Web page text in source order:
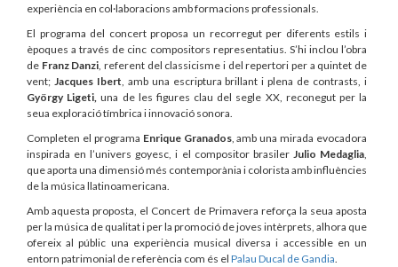
experiència en col·laboracions amb formacions professionals.
El programa del concert proposa un recorregut per diferents estils i
èpoques a través de cinc compositors representatius. S’hi inclou l’obra
de Franz Danzi , referent del classicisme i del repertori per a quintet de
vent; Jacques Ibert , amb una escriptura brillant i plena de contrasts, i
György Ligeti, una de les figures clau del segle XX, reconegut per la
seua exploració tímbrica i innovació sonora.
Completen el programa Enrique Granados, amb una mirada evocadora
inspirada en l’univers goyesc, i el compositor brasiler Julio Medaglia
que aporta una dimensió més contemporània i colorista amb influències
de la música llatinoamericana.
Amb aquesta proposta, el Concert de Primavera reforça la seua aposta
per la música de qualitat i per la promoció de joves intèrprets, alhora que
ofereix al públic una experiència musical diversa i accessible en un
entorn patrimonial de referència com és el Palau Ducal de Gandia